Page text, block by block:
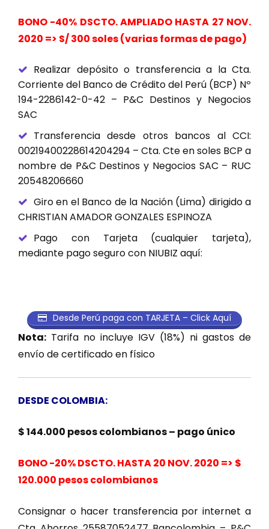
BONO -40% DSCTO. AMPLIADO HASTA 27 NOV.
2020 => S/ 300 soles (varias formas de pago)
Realizar depósito o transferencia a la Cta.
Corriente del Banco de Crédito del Perú (BCP) Nº
194-2286142-0-42 – P&C Destinos y Negocios
SAC
Transferencia desde otros bancos al CCI:
00219400228614204294 – Cta. Cte en soles BCP a
nombre de P&C Destinos y Negocios SAC – RUC
20548206660
Giro en el Banco de la Nación (Lima) dirigido a
CHRISTIAN AMADOR GONZALES ESPINOZA
Pago con Tarjeta (cualquier tarjeta),
mediante pago seguro con NIUBIZ aquí:
Desde Perú paga con TARJETA – Click Aquí
Nota: Tarifa no incluye IGV (18%) ni gastos de
envío de certificado en físico
DESDE COLOMBIA:
$ 144.000 pesos colombianos – pago único
BONO -20% DSCTO. HASTA 20 NOV. 2020 => $
120.000 pesos colombianos
Consignar o hacer transferencia por internet a